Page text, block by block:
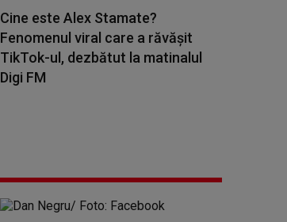
Cine este Alex Stamate?
Fenomenul viral care a răvășit
TikTok-ul, dezbătut la matinalul
Digi FM